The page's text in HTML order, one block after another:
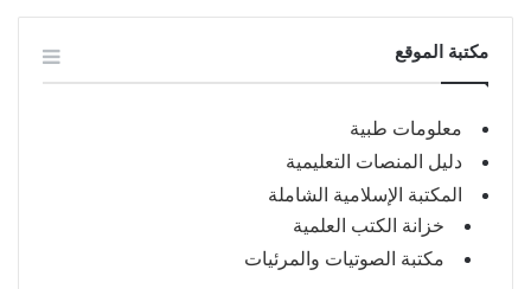
مكتبة الموقع
معلومات طبية
دليل المنصات التعليمية
المكتبة الإسلامية الشاملة
خزانة الكتب العلمية
مكتبة الصوتيات والمرئيات